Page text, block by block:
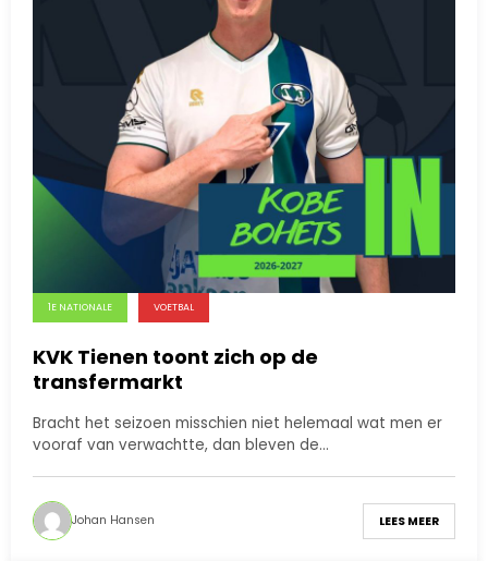
1E NATIONALE VOETBAL
KVK Tienen toont zich op de
transfermarkt
Bracht het seizoen misschien niet helemaal wat men er
vooraf van verwachtte, dan bleven de…
Johan Hansen LEES MEER